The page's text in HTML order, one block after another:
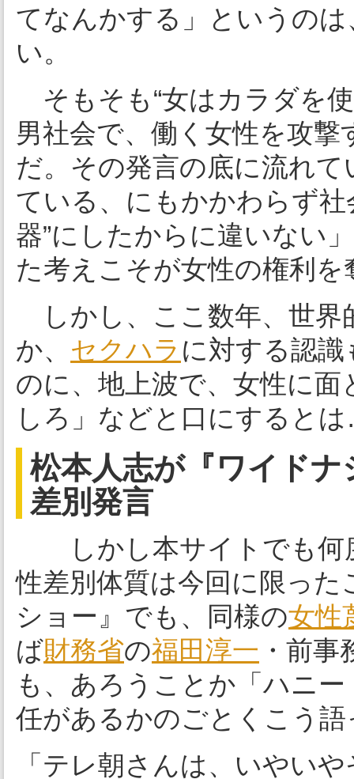
てなんかする」というの
い。
そもそも“女はカラダを
男社会で、働く女性を攻
だ。その発言の底に流れ
ている、にもかかわらず
器”にしたからに違いない
た考えこそが女性の権利
しかし、ここ数年、世界
か、 セクハラ に対する認
のに、地上波で、女性に
しろ」などと口にすると
松本人志が『ワイド
差別発言
しかし本サイトでも何
性差別体質は今回に限っ
ショー』でも、同様の女性
ば財務省の福田淳一 ・前
も、あろうことか「ハニ
任があるかのごとくこう語
「テレ朝さんは、いやい